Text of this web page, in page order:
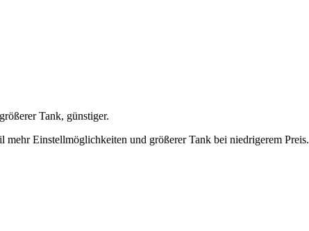
Tank, günstiger.
mehr Einstellmöglichkeiten und größerer Tank bei niedrigerem Preis.